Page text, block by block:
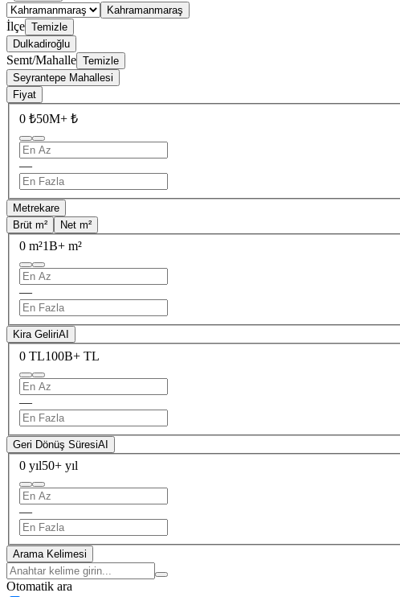
Kahramanmaraş
İlçe Temizle
Dulkadiroğlu
Semt/Mahalle Temizle
Seyrantepe Mahallesi
Fiyat
0 ₺50M+ ₺
—
Metrekare
Brüt m²
Net m²
0 m²1B+ m²
—
Kira GeliriAI
0 TL100B+ TL
—
Geri Dönüş SüresiAI
0 yıl50+ yıl
—
Arama Kelimesi
Otomatik ara